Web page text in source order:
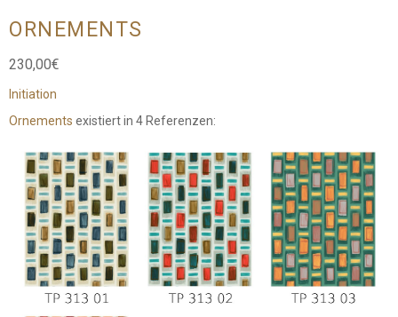
ORNEMENTS
230,00€
Initiation
Ornements existiert in 4 Referenzen: